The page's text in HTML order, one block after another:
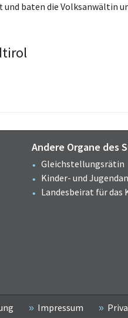
baten die Volksanwältin
Andere Organe des
Gleichstellungsrätin
Kinder- und
Landesbeirat für das
Impressum